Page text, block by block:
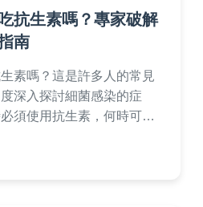
抗生素嗎？專家破解
南
素嗎？這是許多人的常見
深入探討細菌感染的症
須使用抗生素，何時可以
幫助您做出明智的用藥決